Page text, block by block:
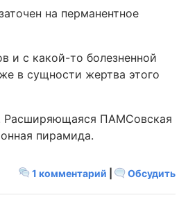
на перманентное
и с какой-то болезненной
в сущности жертва этого
Расширяющаяся ПАМСовская
пирамида.
1 комментарий Обсудить